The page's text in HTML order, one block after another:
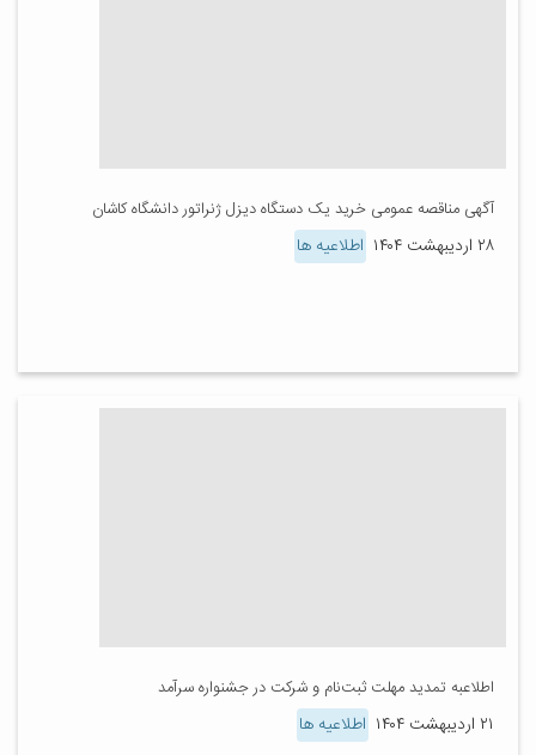
آگهی مناقصه عمومی خرید یک دستگاه دیزل ژنراتور دانشگاه کاشان
۲۸ اردیبهشت ۱۴۰۴ اطلاعیه ها
اطلاعبه تمدید مهلت ثبت‌نام و شرکت در جشنواره سرآمد
۲۱ اردیبهشت ۱۴۰۴ اطلاعیه ها